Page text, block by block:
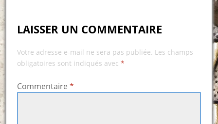
LAISSER UN COMMENTAIRE
Votre adresse e-mail ne sera pas publiée. Les champs
obligatoires sont indiqués avec *
Commentaire *